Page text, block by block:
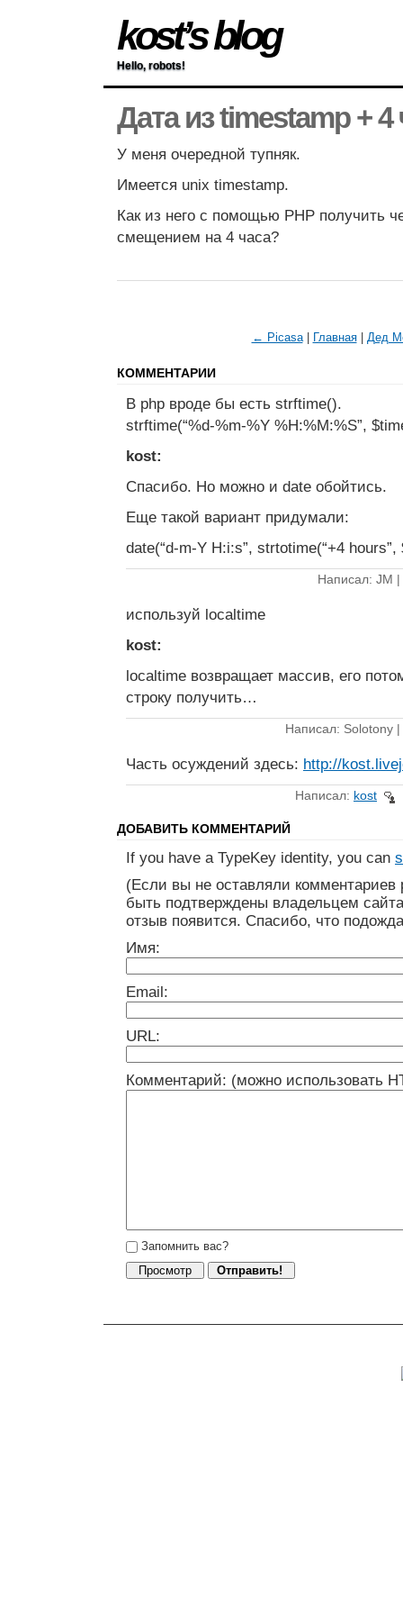
kost’s blog
Hello, robots!
Дата из timestamp + 4
У меня очередной тупняк.
Имеется unix timestamp.
Как из него c помощью PHP получить
смещением на 4 часа?
← Picasa| Главная| Дед
КОММЕНТАРИИ
В php вроде бы есть strftime().
strftime(“%d-%m-%Y %H:%M:%S”,
kost:
Спасибо. Но можно и date обойтись.
Еще такой вариант придумали:
date(“d-m-Y H:i:s”, strtotime(“+4
Написал: JM |
используй localtime
kost:
localtime возвращает массив, его
строку получить…
Написал: Solotony |
Часть осуждений здесь: http://
Написал: kost
ДОБАВИТЬ КОММЕНТАРИЙ
If you have a TypeKey identity, you can
(Если вы не оставляли
быть подтверждены владельцем
отзыв появится. Спасибо, что
Имя:
Email:
URL:
Комментарий: (можно использовать
Запомнить вас?